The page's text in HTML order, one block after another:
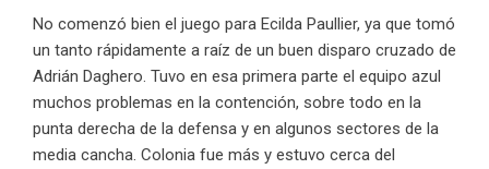
No comenzó bien el juego para Ecilda Paullier, ya que tomó
un tanto rápidamente a raíz de un buen disparo cruzado de
Adrián Daghero. Tuvo en esa primera parte el equipo azul
muchos problemas en la contención, sobre todo en la
punta derecha de la defensa y en algunos sectores de la
media cancha. Colonia fue más y estuvo cerca del